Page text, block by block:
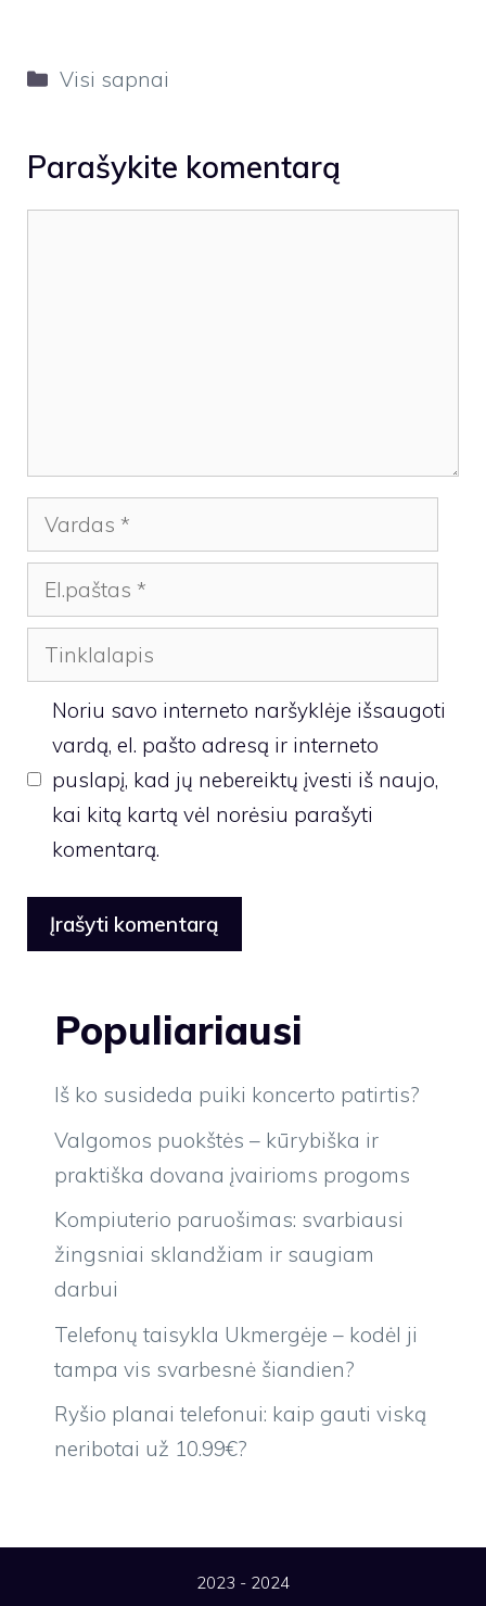
Kategorijos
Visi sapnai
Parašykite komentarą
Vardas
El.paštas
Tinklalapis
Noriu savo interneto naršyklėje išsaugoti
vardą, el. pašto adresą ir interneto
puslapį, kad jų nebereiktų įvesti iš naujo,
kai kitą kartą vėl norėsiu parašyti
komentarą.
Populiariausi
Iš ko susideda puiki koncerto patirtis?
Valgomos puokštės – kūrybiška ir
praktiška dovana įvairioms progoms
Kompiuterio paruošimas: svarbiausi
žingsniai sklandžiam ir saugiam
darbui
Telefonų taisykla Ukmergėje – kodėl ji
tampa vis svarbesnė šiandien?
Ryšio planai telefonui: kaip gauti viską
neribotai už 10.99€?
2023 - 2024